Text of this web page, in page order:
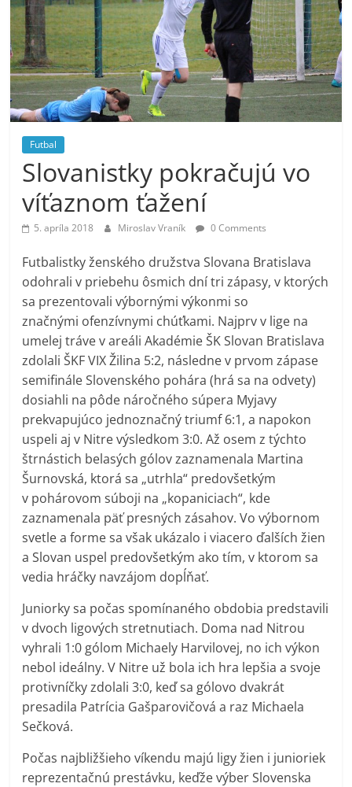
Futbal
Slovanistky pokračujú vo
víťaznom ťažení
5. apríla 2018 Miroslav Vraník 0 Comments
Futbalistky ženského družstva Slovana Bratislava
odohrali v priebehu ôsmich dní tri zápasy, v ktorých
sa prezentovali výbornými výkonmi so
značnými ofenzívnymi chúťkami. Najprv v lige na
umelej tráve v areáli Akadémie ŠK Slovan Bratislava
zdolali ŠKF VIX Žilina 5:2, následne v prvom zápase
semifinále Slovenského pohára (hrá sa na odvety)
dosiahli na pôde náročného súpera Myjavy
prekvapujúco jednoznačný triumf 6:1, a napokon
uspeli aj v Nitre výsledkom 3:0. Až osem z týchto
štrnástich belasých gólov zaznamenala Martina
Šurnovská, ktorá sa „utrhla“ predovšetkým
v pohárovom súboji na „kopaniciach“, kde
zaznamenala päť presných zásahov. Vo výbornom
svetle a forme sa však ukázalo i viacero ďalších žien
a Slovan uspel predovšetkým ako tím, v ktorom sa
vedia hráčky navzájom dopĺňať.
Juniorky sa počas spomínaného obdobia predstavili
v dvoch ligových stretnutiach. Doma nad Nitrou
vyhrali 1:0 gólom Michaely Harvilovej, no ich výkon
nebol ideálny. V Nitre už bola ich hra lepšia a svoje
protivníčky zdolali 3:0, keď sa gólovo dvakrát
presadila Patrícia Gašparovičová a raz Michaela
Sečková.
Počas najbližšieho víkendu majú ligy žien i junioriek
reprezentačnú prestávku, keďže výber Slovenska